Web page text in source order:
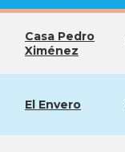
Casa Pedro
Ximénez
El Envero